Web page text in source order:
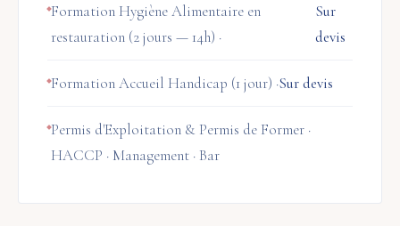
Formation Hygiène Alimentaire en
restauration (2 jours — 14h) ·
Sur
devis
Formation Accueil Handicap (1 jour) ·Sur devis
Permis d'Exploitation & Permis de Former ·
HACCP · Management · Bar